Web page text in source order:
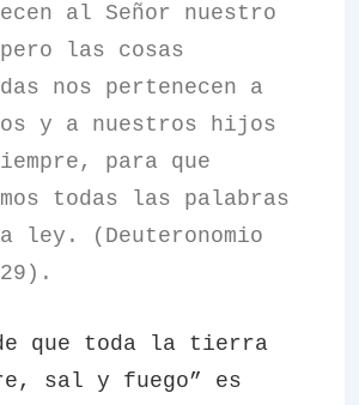
al Señor nuestro
las cosas
nos pertenecen a
y a nuestros hijos
para que
todas las palabras
ley. (Deuteronomio
que toda la tierra
sal y fuego” es